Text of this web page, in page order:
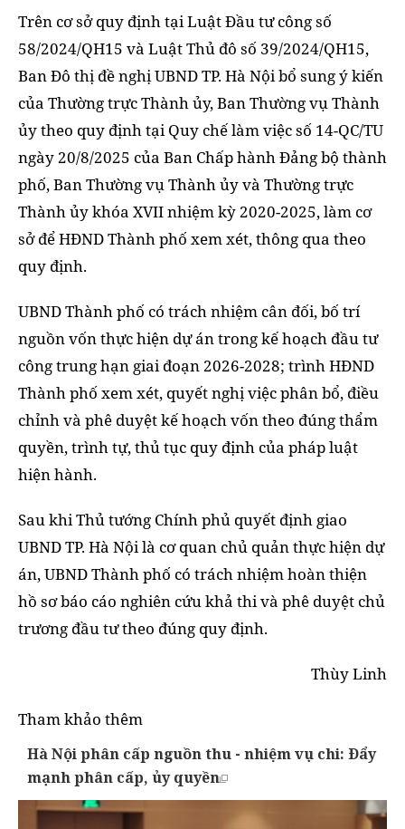
Trên cơ sở quy định tại Luật Đầu tư công số
58/2024/QH15 và Luật Thủ đô số 39/2024/QH15,
Ban Đô thị đề nghị UBND TP. Hà Nội bổ sung ý kiến
của Thường trực Thành ủy, Ban Thường vụ Thành
ủy theo quy định tại Quy chế làm việc số 14-QC/TU
ngày 20/8/2025 của Ban Chấp hành Đảng bộ thành
phố, Ban Thường vụ Thành ủy và Thường trực
Thành ủy khóa XVII nhiệm kỳ 2020-2025, làm cơ
sở để HĐND Thành phố xem xét, thông qua theo
quy định.
UBND Thành phố có trách nhiệm cân đối, bố trí
nguồn vốn thực hiện dự án trong kế hoạch đầu tư
công trung hạn giai đoạn 2026-2028; trình HĐND
Thành phố xem xét, quyết nghị việc phân bổ, điều
chỉnh và phê duyệt kế hoạch vốn theo đúng thẩm
quyền, trình tự, thủ tục quy định của pháp luật
hiện hành.
Sau khi Thủ tướng Chính phủ quyết định giao
UBND TP. Hà Nội là cơ quan chủ quản thực hiện dự
án, UBND Thành phố có trách nhiệm hoàn thiện
hồ sơ báo cáo nghiên cứu khả thi và phê duyệt chủ
trương đầu tư theo đúng quy định.
Thùy Linh
Tham khảo thêm
Hà Nội phân cấp nguồn thu - nhiệm vụ chi: Đẩy
mạnh phân cấp, ủy quyền